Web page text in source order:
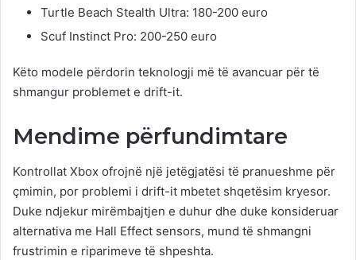
Turtle Beach Stealth Ultra: 180-200 euro
Scuf Instinct Pro: 200-250 euro
Këto modele përdorin teknologji më të avancuar për të
shmangur problemet e drift-it.
Mendime përfundimtare
Kontrollat Xbox ofrojnë një jetëgjatësi të pranueshme për
çmimin, por problemi i drift-it mbetet shqetësim kryesor.
Duke ndjekur mirëmbajtjen e duhur dhe duke konsideruar
alternativa me Hall Effect sensors, mund të shmangni
frustrimin e riparimeve të shpeshta.